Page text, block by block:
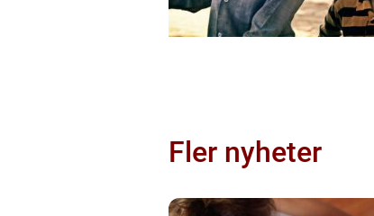
Fler nyheter